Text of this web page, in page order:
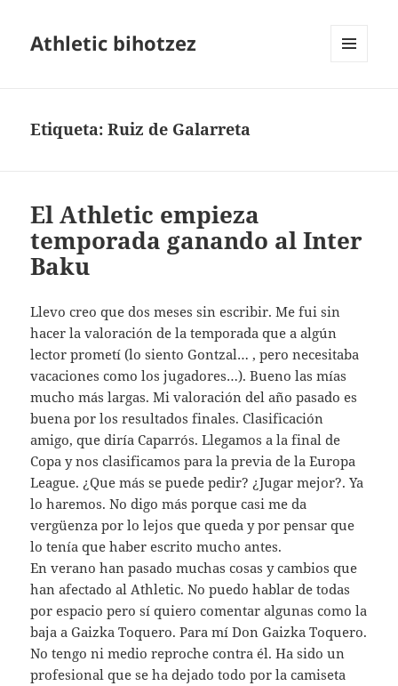
Athletic bihotzez
Etiqueta:Ruiz de Galarreta
El Athletic empieza
temporada ganando al Inter
Baku
Llevo creo que dos meses sin escribir. Me fui sin
hacer la valoración de la temporada que a algún
lector prometí (lo siento Gontzal… , pero necesitaba
vacaciones como los jugadores…). Bueno las mías
mucho más largas. Mi valoración del año pasado es
buena por los resultados finales. Clasificación
amigo, que diría Caparrós. Llegamos a la final de
Copa y nos clasificamos para la previa de la Europa
League. ¿Que más se puede pedir? ¿Jugar mejor?. Ya
lo haremos. No digo más porque casi me da
vergüenza por lo lejos que queda y por pensar que
lo tenía que haber escrito mucho antes.
En verano han pasado muchas cosas y cambios que
han afectado al Athletic. No puedo hablar de todas
por espacio pero sí quiero comentar algunas como la
baja a Gaizka Toquero. Para mí Don Gaizka Toquero.
No tengo ni medio reproche contra él. Ha sido un
profesional que se ha dejado todo por la camiseta